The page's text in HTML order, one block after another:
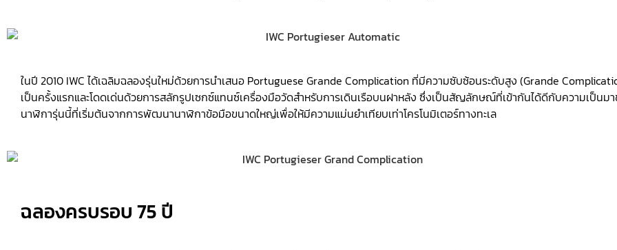
ในปี 2010 IWC ได้เฉลิมฉลองรุ่นใหม่ด้วยการนำเสนอ Portuguese Grande Complication ที่มีความซับซ้อนระดับสูง (Grande
เป็นครั้งแรกและโดดเด่นด้วยการสลักรูปเซกซ์แทนซ์เครื่องมือวัดสำหรับการเดินเรือบนฝาหลัง ซึ่งเป็นสัญลักษณ์ที่เข้ากันได้ดีกับความเป็นม
นาฬิการุ่นนี้ที่เริ่มต้นจากการพัฒนานาฬิกาข้อมือขนาดใหญ่เพื่อให้มีความแม่นยำเทียบเท่าโครโนมิเตอร์ทางทะเล
ฉลองครบรอบ 75 ปี